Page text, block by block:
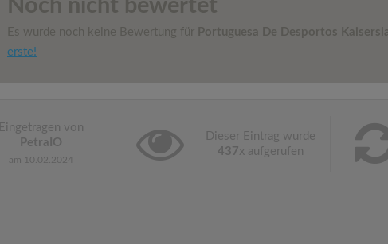
Noch nicht bewertet
Es wurde noch keine Bewertung für Portuguesa De Desportos
erste!
Eingetragen von
PetraIO
am 10.02.2024
Dieser Eintrag wurde
437x aufgerufen